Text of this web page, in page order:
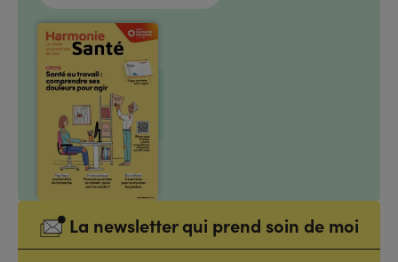
La newsletter qui prend soin de moi